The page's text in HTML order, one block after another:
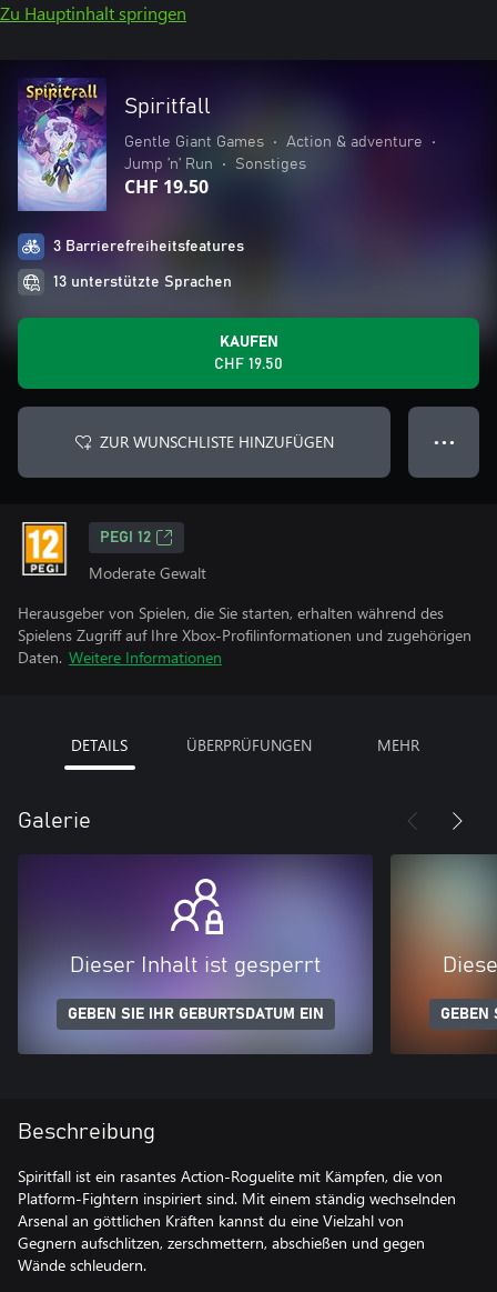
Zu Hauptinhalt springen
Spiritfall
Gentle Giant Games • Action & adventure
•
Jump ’n’ Run
• Sonstiges
CHF 19.50
3 Barrierefreiheitsfeatures
13 unterstützte Sprachen
KAUFEN
CHF 19.50
ZUR WUNSCHLISTE HINZUFÜGEN ● ● ●
PEGI 12
Moderate Gewalt
Herausgeber von Spielen, die Sie starten, erhalten während des
Spielens Zugriff auf Ihre Xbox-Profilinformationen und zugehörigen
Daten. Weitere Informationen
DETAILS ÜBERPRÜFUNGEN MEHR
Galerie
Dieser Inhalt ist gesperrt
GEBEN SIE IHR GEBURTSDATUM EIN GEBEN
Beschreibung
Spiritfall ist ein rasantes Action-Roguelite mit Kämpfen, die von
Platform-Fightern inspiriert sind. Mit einem ständig wechselnden
Arsenal an göttlichen Kräften kannst du eine Vielzahl von
Gegnern aufschlitzen, zerschmettern, abschießen und gegen
Wände schleudern.